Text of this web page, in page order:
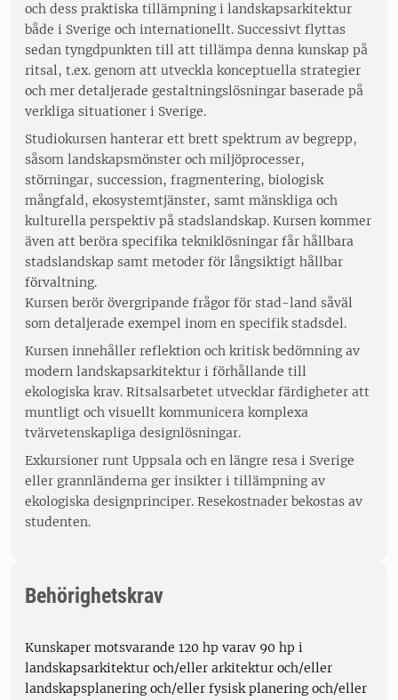
och dess praktiska tillämpning i landskapsarkitektur
både i Sverige och internationellt. Successivt flyttas
sedan tyngdpunkten till att tillämpa denna kunskap på
ritsal, t.ex. genom att utveckla konceptuella strategier
och mer detaljerade gestaltningslösningar baserade på
verkliga situationer i Sverige.
Studiokursen hanterar ett brett spektrum av begrepp,
såsom landskapsmönster och miljöprocesser,
störningar, succession, fragmentering, biologisk
mångfald, ekosystemtjänster, samt mänskliga och
kulturella perspektiv på stadslandskap. Kursen kommer
även att beröra specifika tekniklösningar får hållbara
stadslandskap samt metoder för långsiktigt hållbar
förvaltning.
Kursen berör övergripande frågor för stad-land såväl
som detaljerade exempel inom en specifik stadsdel.
Kursen innehåller reflektion och kritisk bedömning av
modern landskapsarkitektur i förhållande till
ekologiska krav. Ritsalsarbetet utvecklar färdigheter att
muntligt och visuellt kommunicera komplexa
tvärvetenskapliga designlösningar.
Exkursioner runt Uppsala och en längre resa i Sverige
eller grannländerna ger insikter i tillämpning av
ekologiska designprinciper. Resekostnader bekostas av
studenten.
Behörighetskrav
Kunskaper motsvarande 120 hp varav 90 hp i
landskapsarkitektur och/eller arkitektur och/eller
landskapsplanering och/eller fysisk planering och/eller